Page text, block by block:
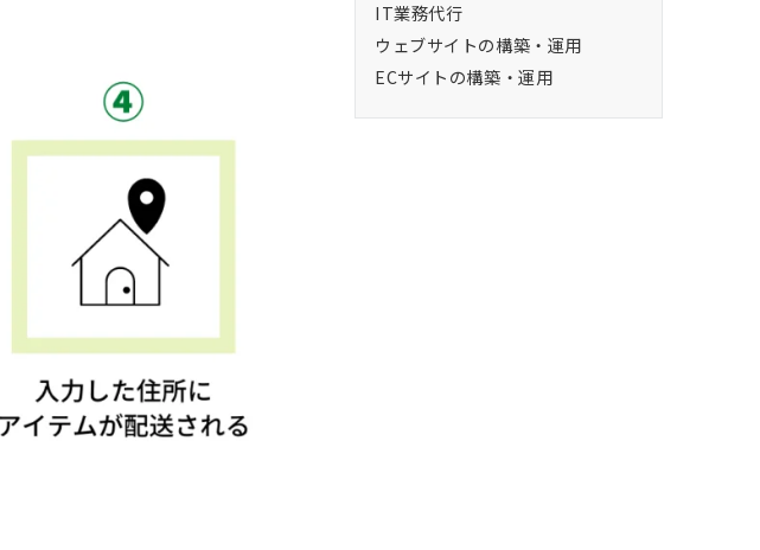
IT業務代行
ウェブサイトの構築・運用
ECサイトの構築・運用